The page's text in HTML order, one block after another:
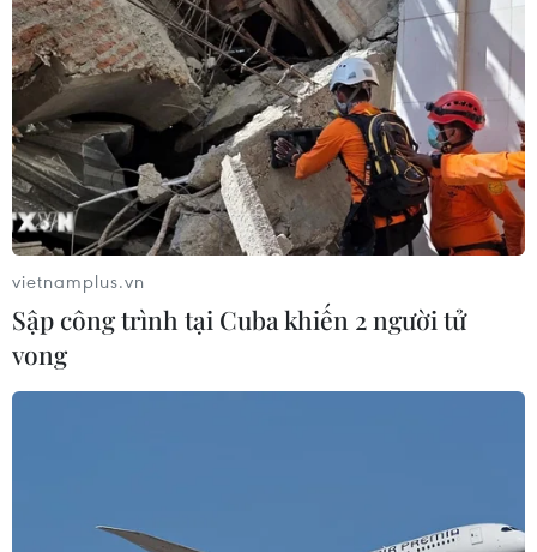
Thăm và tặng quà các cán bộ, chiến sỹ,
nhân dân tại Trường Sa
24/04/2017 14:29
Từ ngày 15​-24/4, Bộ Tư lệnh Vùng 4, Quân chủng Hải
quân tổ chức đoàn công tác số 6 thăm, tặng quà, động
viên cán bộ, chiến sỹ, nhân dân đang sinh sống, làm
việc tại huyện đảo Trường Sa.
vietnamplus.vn
Sập công trình tại Cuba khiến 2 người tử
vong